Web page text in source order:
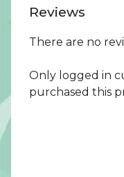
Reviews
There are no
Only logged in
purchased this